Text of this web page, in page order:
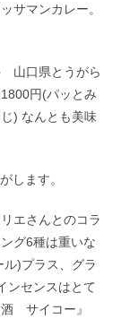
サマンカレー。
山口県とうがら
円(パッとみ
) なんとも美味
します。
エさんとのコラ
グ6種は重いな
)プラス、グラ
ンセンスはとて
サイコー』